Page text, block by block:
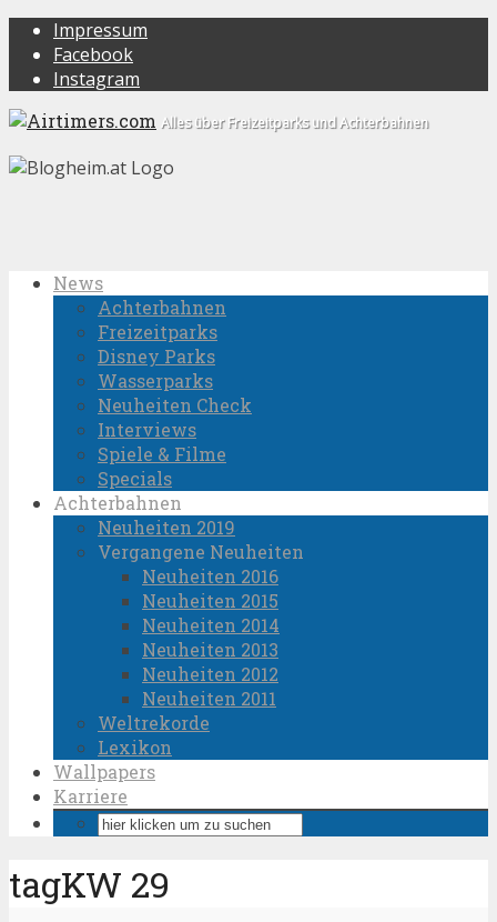
Impressum
Facebook
Instagram
Alles über Freizeitparks und Achterbahnen
News
Achterbahnen
Freizeitparks
Disney Parks
Wasserparks
Neuheiten Check
Interviews
Spiele & Filme
Specials
Achterbahnen
Neuheiten 2019
Vergangene Neuheiten
Neuheiten 2016
Neuheiten 2015
Neuheiten 2014
Neuheiten 2013
Neuheiten 2012
Neuheiten 2011
Weltrekorde
Lexikon
Wallpapers
Karriere
tagKW 29